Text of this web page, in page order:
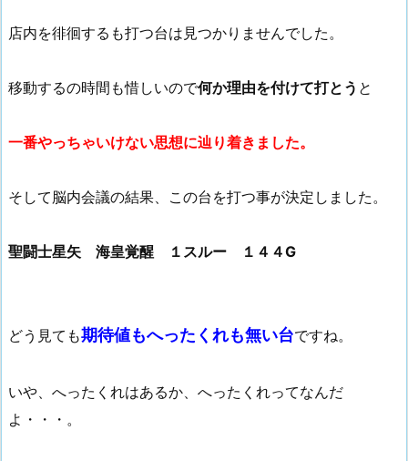
店内を徘徊するも打つ台は見つかりませんでした。
移動するの時間も惜しいので何か理由を付けて打とう と
一番やっちゃいけない思想に辿り着きました。
そして脳内会議の結果、この台を打つ事が決定しました。
聖闘士星矢 海皇覚醒 １スルー １４４G
どう見ても期待値もへったくれも無い台ですね。
いや、へったくれはあるか、へったくれってなんだ
よ・・・。